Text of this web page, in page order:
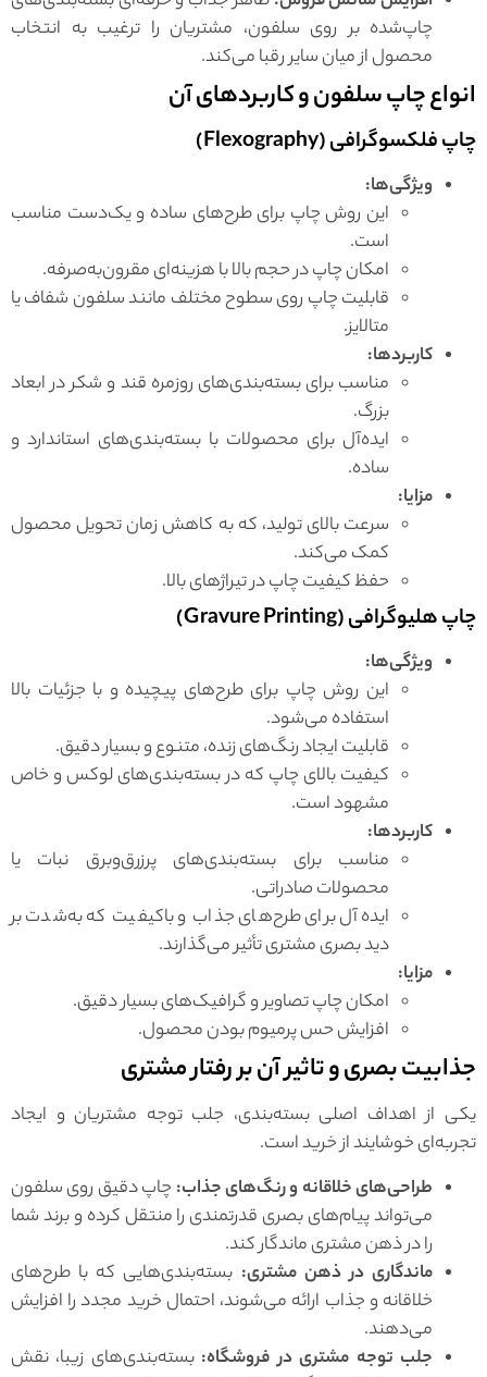
چاپ‌شده بر روی سلفون، مشتریان را ترغیب به انتخاب
محصول از میان سایر رقبا می‌کند.
انواع چاپ سلفون و کاربردهای آن
چاپ فلکسوگرافی (Flexography)
ویژگی‌ها:
این روش چاپ برای طرح‌های ساده و یک‌دست مناسب
است.
امکان چاپ در حجم بالا با هزینه‌ای مقرون‌به‌صرفه.
قابلیت چاپ روی سطوح مختلف مانند سلفون شفاف یا
متالایز.
کاربردها:
مناسب برای بسته‌بندی‌های روزمره قند و شکر در ابعاد
بزرگ.
ایده‌آل برای محصولات با بسته‌بندی‌های استاندارد و
ساده.
مزایا:
سرعت بالای تولید، که به کاهش زمان تحویل محصول
کمک می‌کند.
حفظ کیفیت چاپ در تیراژهای بالا.
چاپ هلیوگرافی (Gravure Printing)
ویژگی‌ها:
این روش چاپ برای طرح‌های پیچیده و با جزئیات بالا
استفاده می‌شود.
قابلیت ایجاد رنگ‌های زنده، متنوع و بسیار دقیق.
کیفیت بالای چاپ که در بسته‌بندی‌های لوکس و خاص
مشهود است.
کاربردها:
مناسب برای بسته‌بندی‌های پرزرق‌وبرق نبات یا
محصولات صادراتی.
ایده‌آل برای طرح‌های جذاب و باکیفیت که به‌شدت بر
دید بصری مشتری تأثیر می‌گذارند.
مزایا:
امکان چاپ تصاویر و گرافیک‌های بسیار دقیق.
افزایش حس پرمیوم بودن محصول.
جذابیت بصری و تاثیر آن بر رفتار مشتری
یکی از اهداف اصلی بسته‌بندی، جلب توجه مشتریان و ایجاد
تجربه‌ای خوشایند از خرید است.
طراحی‌های خلاقانه و رنگ‌های جذاب: چاپ دقیق روی سلفون
می‌تواند پیام‌های بصری قدرتمندی را منتقل کرده و برند شما
را در ذهن مشتری ماندگار کند.
ماندگاری در ذهن مشتری: بسته‌بندی‌هایی که با طرح‌های
خلاقانه و جذاب ارائه می‌شوند، احتمال خرید مجدد را افزایش
می‌دهند.
جلب توجه مشتری در فروشگاه: بسته‌بندی‌های زیبا، نقش